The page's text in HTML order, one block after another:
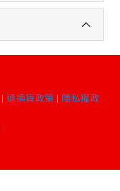
| 退換貨政策 | 隱私權政